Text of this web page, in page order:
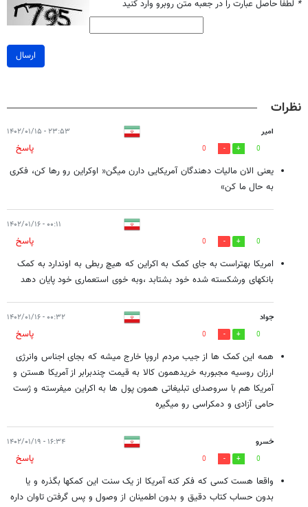
* لطفا حاصل عبارت را در جعبه متن روبرو وارد کنید
ارسال
نظرات
امیر ۲۳:۵۳ - ۱۴۰۲/۰۱/۱۵
0
0
پاسخ
یعنی الان مالیات دهندگان آمریکایی دارن میگن« اوکراین رو رها کن، فکری
به حال ما کن»
۰۰:۱۱ - ۱۴۰۲/۰۱/۱۶
0
0
پاسخ
امریکا بهتراست به جای کمک به اکراین که هیچ ربطی به اوندارد به کمک
بانکهای ورشکسته شده خود بشتابد ،وبه خوی استعماری خود پایان دهد
جواد ۰۰:۳۲ - ۱۴۰۲/۰۱/۱۶
0
0
پاسخ
همه این کمک ها از جیب مردم اروپا خارج میشه که بجای اجناس وانرژی
ارزان روسیه مجبوربه خریدهمون کالا به قیمت چندبرابر از آمریکا هستن و
آمریکا هم با سروصدای تبلیغاتی همون پول ها به اکراین میفرسته و ژست
حامی آزادی و دمکراسی رو میگیره
خسرو ۱۶:۳۴ - ۱۴۰۲/۰۱/۱۹
0
0
پاسخ
واقعا هست کسی که فکر کنه آمریکا از یک سنت این کمکها بگذره و یا
بدون حساب کتاب دقیق و بدون اطمینان از وصول و پس گرفتن تاوان داره